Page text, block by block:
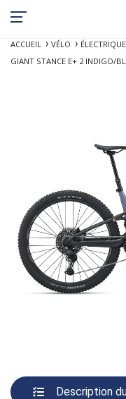
ACCUEIL VÉLO ÉLECTRIQUE
GIANT STANCE E+ 2 INDIGO/
Description